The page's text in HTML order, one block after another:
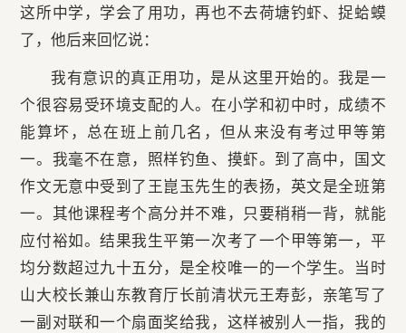
这所中学，学会了用功，再也不去荷塘钓虾、捉蛤蟆
了，他后来回忆说：
我有意识的真正用功，是从这里开始的。我是一
个很容易受环境支配的人。在小学和初中时，成绩不
能算坏，总在班上前几名，但从来没有考过甲等第
一。我毫不在意，照样钓鱼、摸虾。到了高中，国文
作文无意中受到了王崑玉先生的表扬，英文是全班第
一。其他课程考个高分并不难，只要稍稍一背，就能
应付裕如。结果我生平第一次考了一个甲等第一，平
均分数超过九十五分，是全校唯一的一个学生。当时
山大校长兼山东教育厅长前清状元王寿彭，亲笔写了
一副对联和一个扇面奖给我，这样被别人一指，我的